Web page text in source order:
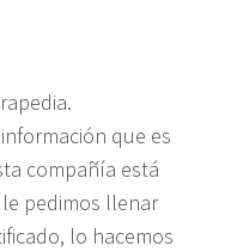
que es
compañía está
pedimos llenar
lo hacemos